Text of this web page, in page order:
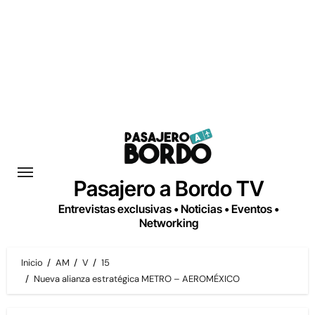
Pasajero a Bordo TV
Entrevistas exclusivas • Noticias • Eventos •
Networking
Inicio AM V
15
Nueva alianza estratégica METRO – AEROMÉXICO